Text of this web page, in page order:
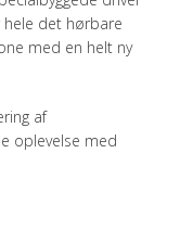
det hørbare
med en helt ny
af
oplevelse med